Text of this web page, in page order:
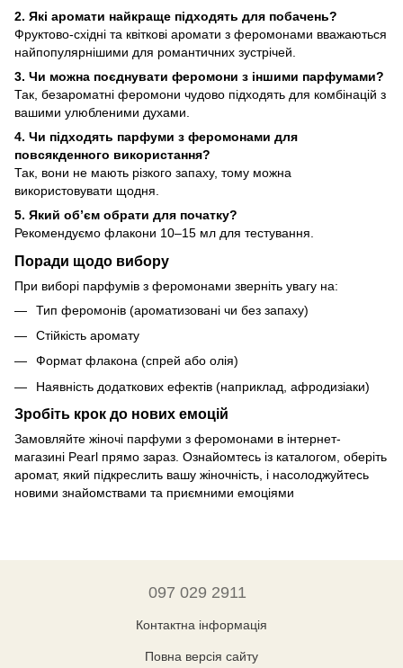
2. Які аромати найкраще підходять для побачень?
Фруктово-східні та квіткові аромати з феромонами вважаються
найпопулярнішими для романтичних зустрічей.
3. Чи можна поєднувати феромони з іншими парфумами?
Так, безароматні феромони чудово підходять для комбінацій з
вашими улюбленими духами.
4. Чи підходять парфуми з феромонами для
повсякденного використання?
Так, вони не мають різкого запаху, тому можна
використовувати щодня.
5. Який об’єм обрати для початку?
Рекомендуємо флакони 10–15 мл для тестування.
Поради щодо вибору
При виборі парфумів з феромонами зверніть увагу на:
Тип феромонів (ароматизовані чи без запаху)
Стійкість аромату
Формат флакона (спрей або олія)
Наявність додаткових ефектів (наприклад, афродизіаки)
Зробіть крок до нових емоцій
Замовляйте жіночі парфуми з феромонами в інтернет-
магазині Pearl прямо зараз. Ознайомтесь із каталогом, оберіть
аромат, який підкреслить вашу жіночність, і насолоджуйтесь
новими знайомствами та приємними емоціями
097 029 2911
Контактна інформація
Повна версія сайту